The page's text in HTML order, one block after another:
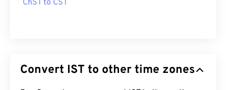
ChST to CST
Convert IST to other time zones